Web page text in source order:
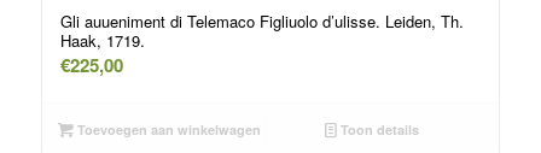
Gli auueniment di Telemaco Figliuolo d’ulisse. Leiden, Th.
Haak, 1719.
€225,00
Toevoegen aan winkelwagen Toon details